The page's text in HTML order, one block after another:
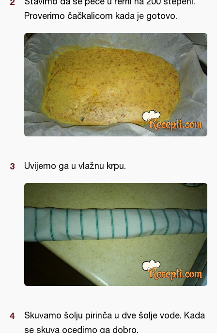
Proverimo čačkalicom kada je gotovo.
Uvijemo ga u vlažnu krpu.
Skuvamo šolju pirinča u dve šolje vode. Kada
se skuva ocedimo ga dobro.